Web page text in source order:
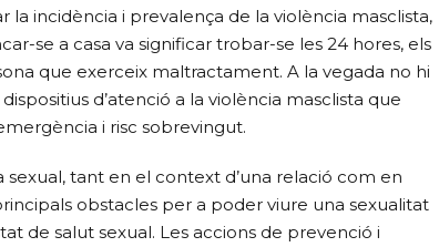
incidència i prevalença de la violència masclista,
se a casa va significar trobar-se les 24 hores, els
que exerceix maltractament. A la vegada no hi
d’atenció a la violència masclista que
i risc sobrevingut.
tant en el context d’una relació com en
obstacles per a poder viure una sexualitat
de salut sexual. Les accions de prevenció i